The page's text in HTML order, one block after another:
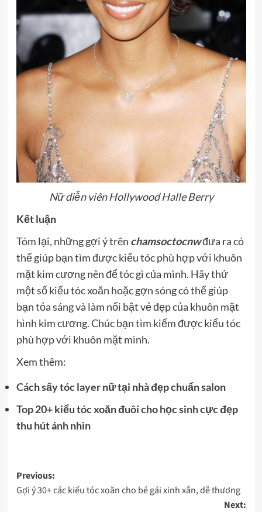
Nữ diễn viên Hollywood Halle Berry
Kết luận
Tóm lại, những gợi ý trên chamsoctocnwđưa ra có
thể giúp bạn tìm được kiểu tóc phù hợp với khuôn
mặt kim cương nên để tóc gì của mình. Hãy thử
một số kiểu tóc xoăn hoặc gợn sóng có thể giúp
bạn tỏa sáng và làm nổi bật vẻ đẹp của khuôn mặt
hình kim cương. Chúc bạn tìm kiếm được kiểu tóc
phù hợp với khuôn mặt mình.
Xem thêm:
Cách sấy tóc layer nữ tại nhà đẹp chuẩn salon
Top 20+ kiểu tóc xoăn đuôi cho học sinh cực đẹp
thu hút ánh nhìn
Post
navigation
Previous:
Gợi ý 30+ các kiểu tóc xoăn cho bé gái xinh xắn, dễ thương
Next: